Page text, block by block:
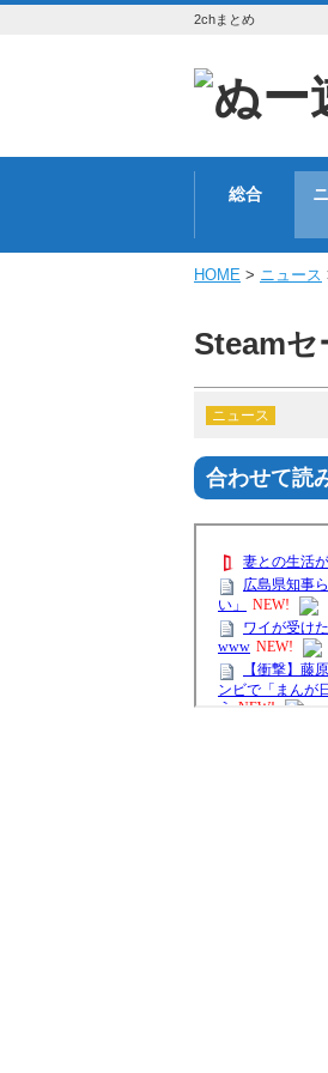
2chまとめ
総合
HOME > ニュース
Steamセ
ニュース
合わせて読